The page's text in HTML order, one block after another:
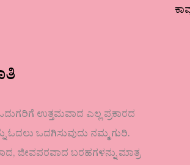
ಉತ್ತಮವಾದ ಎಲ್ಲ ಪ್ರಕಾರದ
ಓದಲು ಒದಗಿಸುವುದು ನಮ್ಮ ಗುರಿ.
ಜೀವಪರವಾದ ಬರಹಗಳನ್ನು ಮಾತ್ರ